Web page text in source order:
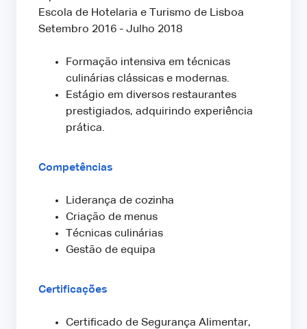
Escola de Hotelaria e Turismo de Lisboa
Setembro 2016 - Julho 2018
Formação intensiva em técnicas
culinárias clássicas e modernas.
Estágio em diversos restaurantes
prestigiados, adquirindo experiência
prática.
Competências
Liderança de cozinha
Criação de menus
Técnicas culinárias
Gestão de equipa
Certificações
Certificado de Segurança Alimentar,